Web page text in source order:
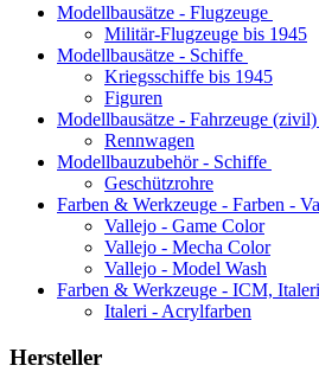
Modellbausätze - Flugzeuge
Militär-Flugzeuge bis 1945
Modellbausätze - Schiffe
Kriegsschiffe bis 1945
Figuren
Modellbausätze - Fahrzeuge (zivil)
Rennwagen
Modellbauzubehör - Schiffe
Geschützrohre
Farben & Werkzeuge - Farben -
Vallejo - Game Color
Vallejo - Mecha Color
Vallejo - Model Wash
Farben & Werkzeuge - ICM,
Italeri - Acrylfarben
Hersteller